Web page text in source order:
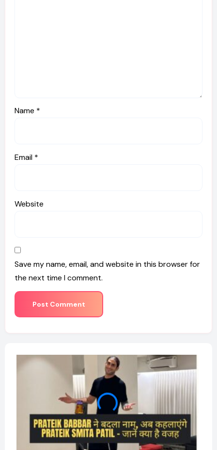
Name *
Email *
Website
Save my name, email, and website in this browser for
the next time I comment.